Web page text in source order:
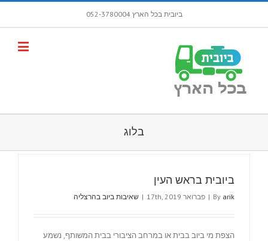
פתח
ביובית בכל הארץ 052-3780004
בלוג
ביובית בראש העין
By arik
| פברואר 17th, 2019 | שאיבות ביוב בהרצליה
הצפת מי ביוב בבית או במרחב הציבורי בבית המשותף, נשמע